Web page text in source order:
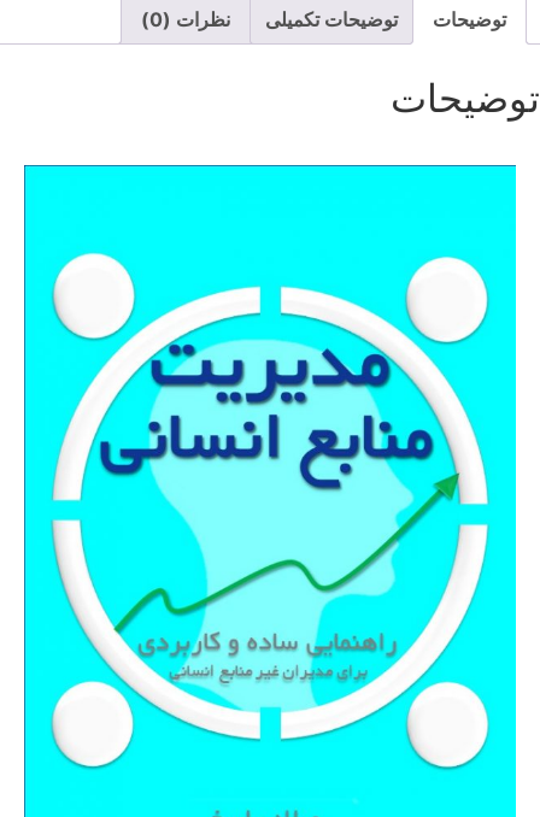
توضیحات توضیحات تکمیلی نظرات (0)
توضیحات